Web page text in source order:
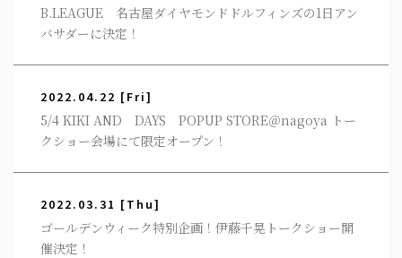
B.LEAGUE 名古屋ダイヤモンドドルフィンズの1日アン
バサダーに決定！
2022.04.22 [Fri]
5/4 KIKI AND DAYS POPUP STORE＠nagoya トー
クショー会場にて限定オープン！
2022.03.31 [Thu]
ゴールデンウィーク特別企画！伊藤千晃トークショー開
催決定！